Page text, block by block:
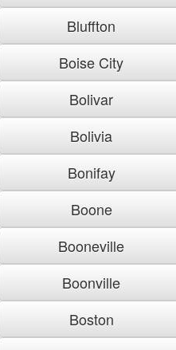
Bluffton
Boise City
Bolivar
Bolivia
Bonifay
Boone
Booneville
Boonville
Boston